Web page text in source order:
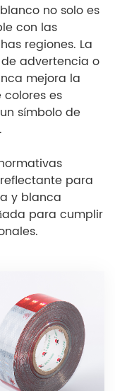
no solo es
con las
regiones. La
advertencia o
mejora la
es
símbolo de
para
y blanca
para cumplir